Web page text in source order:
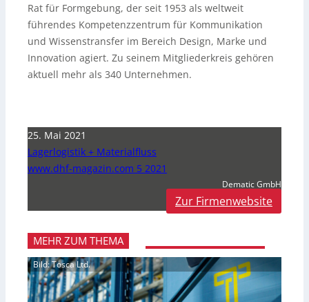
Rat für Formgebung, der seit 1953 als weltweit
führendes Kompetenzzentrum für Kommunikation
und Wissenstransfer im Bereich Design, Marke und
Innovation agiert. Zu seinem Mitgliederkreis gehören
aktuell mehr als 340 Unternehmen.
25. Mai 2021
Lagerlogistik + Materialfluss
www.dhf-magazin.com 5 2021
Dematic GmbH
Zur Firmenwebsite
MEHR ZUM THEMA
Bild: Tosca Ltd.